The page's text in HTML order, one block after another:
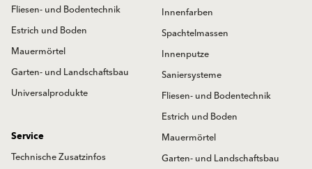
Fliesen- und Bodentechnik
Estrich und Boden
Mauermörtel
Garten- und Landschaftsbau
Universalprodukte
Innenfarben
Spachtelmassen
Innenputze
Saniersysteme
Fliesen- und Bodentechnik
Estrich und Boden
Mauermörtel
Garten- und Landschaftsbau
Service
Technische Zusatzinfos